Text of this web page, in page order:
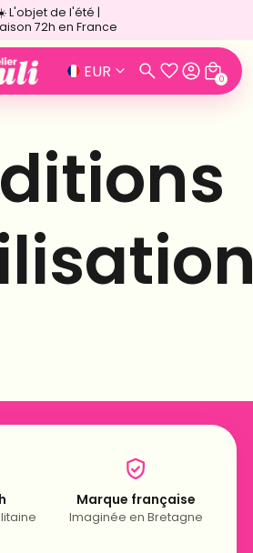
L'objet de l'été |
72h en France
EUR 0
Marque française
Imaginée en Bretagne